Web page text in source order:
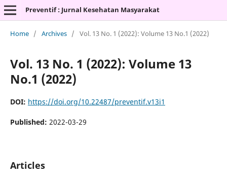
Preventif : Jurnal Kesehatan Masyarakat
Home / Archives / Vol. 13 No. 1 (2022): Volume 13 No.1 (2022)
Vol. 13 No. 1 (2022): Volume 13
No.1 (2022)
DOI: https://doi.org/10.22487/preventif.v13i1
Published: 2022-03-29
Articles